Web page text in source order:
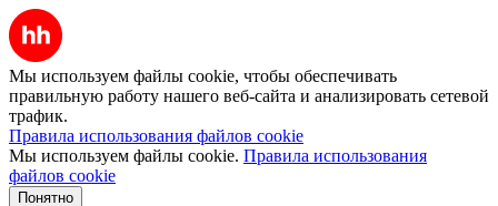
Мы используем файлы cookie, чтобы обеспечивать
правильную работу нашего веб-сайта и анализировать сетевой
трафик.
Правила использования файлов cookie
Мы используем файлы cookie. Правила использования
файлов cookie
Понятно